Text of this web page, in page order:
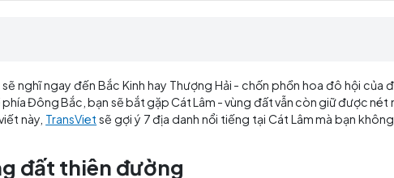
thường sẽ nghĩ ngay đến Bắc Kinh hay Thượng Hải - chốn
chút về phía Đông Bắc, bạn sẽ bắt gặp Cát Lâm - vùng đất